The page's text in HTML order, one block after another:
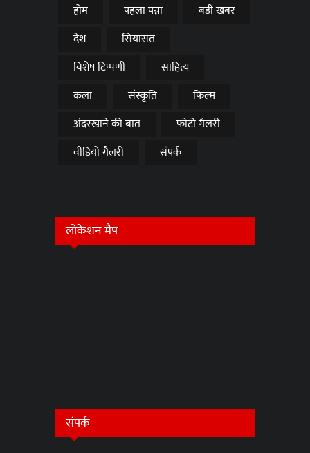
होम पहला पन्ना
बड़ी खबर
देश
सियासत
विशेष टिप्पणी
साहित्य
कला
संस्कृति
फिल्म
अंदरखाने की बात
फोटो गैलरी
वीडियो गैलरी
संपर्क
लोकेशन मैप
संपर्क